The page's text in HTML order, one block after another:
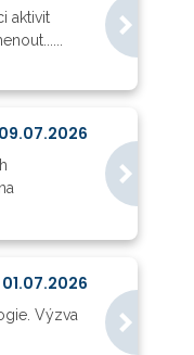
aktivit
09.07.2026
01.07.2026
Výzva